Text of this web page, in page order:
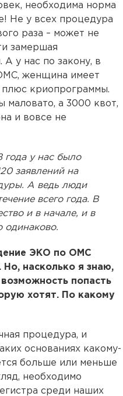
необходима норма
Не у всех процедура
раза – может не
замершая
у нас по закону, в
женщина имеет
криопрограммы.
маловато, а 3000 квот,
и вовсе не
года у нас было
заявлений на
А ведь люди
всего года. В
и в начале, и в
одинаково.
ЭКО по ОМС
насколько я знаю,
попасть
хотят. По какому
процедура, и
основаниях какому-
больше или меньше
необходимо
среди наших